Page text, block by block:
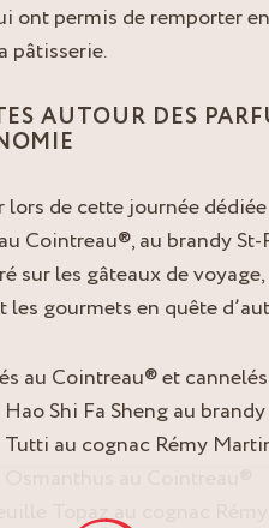
ont permis de remporter
pâtisserie.
AUTOUR DES
lors de cette journée
Cointreau®, au brandy
sur les gâteaux de
les gourmets en quête
au Cointreau® et
Shi Fa Sheng au
Tutti au cognac Rémy
Topaz au cognac Rémy